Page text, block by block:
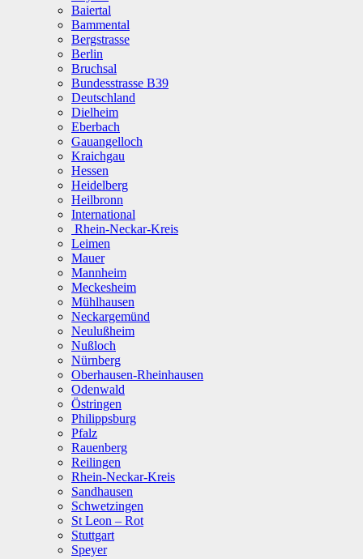
Baiertal
Bammental
Bergstrasse
Berlin
Bruchsal
Bundesstrasse B39
Deutschland
Dielheim
Eberbach
Gauangelloch
Kraichgau
Hessen
Heidelberg
Heilbronn
International
Rhein-Neckar-Kreis
Leimen
Mauer
Mannheim
Meckesheim
Mühlhausen
Neckargemünd
Neulußheim
Nußloch
Nürnberg
Oberhausen-Rheinhausen
Odenwald
Östringen
Philippsburg
Pfalz
Rauenberg
Reilingen
Rhein-Neckar-Kreis
Sandhausen
Schwetzingen
St Leon – Rot
Stuttgart
Speyer